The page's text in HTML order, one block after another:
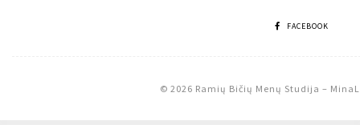
FACEBOOK
© 2026 Ramių Bičių Menų Studija –